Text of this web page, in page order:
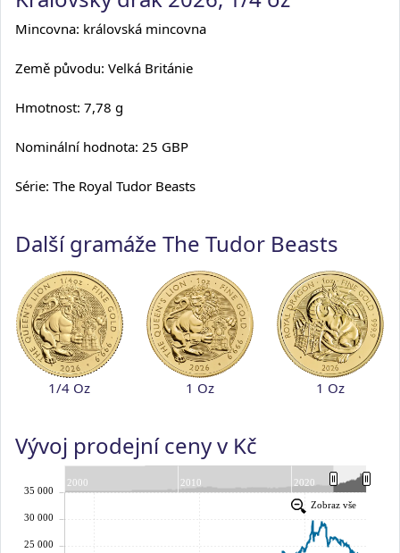
Mincovna: královská mincovna
Země původu: Velká Británie
Hmotnost: 7,78 g
Nominální hodnota: 25 GBP
Série: The Royal Tudor Beasts
Další gramáže The Tudor Beasts
1/4 Oz 1 Oz 1 Oz
Vývoj prodejní ceny v Kč